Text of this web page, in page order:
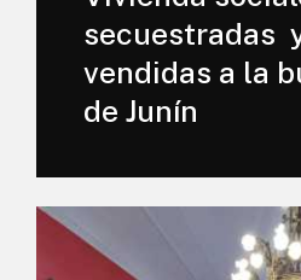
secuestradas
vendidas a la
de Junín